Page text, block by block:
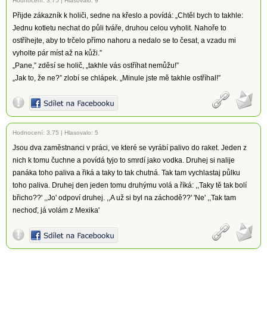
Přijde zákazník k holiči, sedne na křeslo a povídá: „Chtěl bych to takhle:
Jednu kotletu nechat do půli tváře, druhou celou vyholit. Nahoře to
ostříhejte, aby to trčelo přímo nahoru a nedalo se to česat, a vzadu mi
vyholte pár míst až na kůži.”
„Pane,” zděsí se holič, „takhle vás ostříhat nemůžu!”
„Jak to, že ne?” zlobí se chlápek. „Minule jste mě takhle ostříhal!”
Hodnocení: 3.75 | Hlasovalo: 5
Jsou dva zaměstnanci v práci, ve které se vyrábí palivo do raket. Jeden z
nich k tomu čuchne a povídá tyjo to smrdí jako vodka. Druhej si nalije
panáka toho paliva a řiká a taky to tak chutná. Tak tam vychlastaj půlku
toho paliva. Druhej den jeden tomu druhýmu volá a říká: ,,Taky tě tak bolí
břicho??' ,,Jo' odpoví druhej. ,,A už si byl na záchodě??' 'Ne' ,,Tak tam
nechoď, já volám z Mexika'